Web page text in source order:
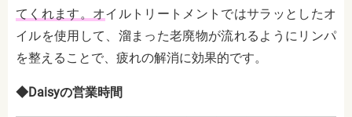
てくれます。オイルトリートメントではサラッとしたオ
イルを使用して、溜まった老廃物が流れるようにリンパ
を整えることで、疲れの解消に効果的です。
◆Daisyの営業時間